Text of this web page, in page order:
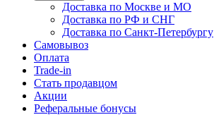
Доставка по Москве и МО
Доставка по РФ и СНГ
Доставка по Санкт-Петербургу
Самовывоз
Оплата
Trade-in
Стать продавцом
Акции
Реферальные бонусы